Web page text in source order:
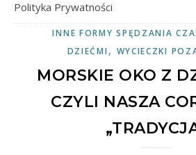
Polityka Prywatności
INNE FORMY SPĘDZANIA
DZIEĆMI, WYCIECZKI
MORSKIE OKO Z
CZYLI NASZA